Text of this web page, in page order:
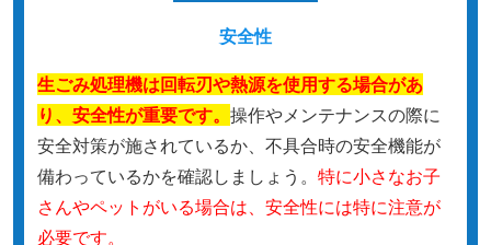
安全性
生ごみ処理機は回転刃や熱源を使用する場合があ
り、安全性が重要です。 操作やメンテナンスの際に
安全対策が施されているか、不具合時の安全機能が
備わっているかを確認しましょう。 特に小さなお子
さんやペットがいる場合は、安全性には特に注意が
必要です。